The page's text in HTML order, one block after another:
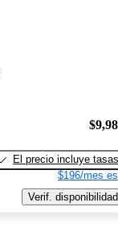
El precio incluye tasas
$196/mes
Verif. disponibilidad